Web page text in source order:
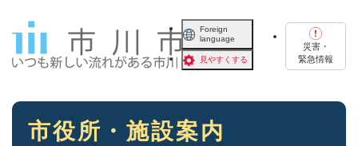
Foreign
language
見やすくする
災害・
緊急情報
本
市役所・施設案内